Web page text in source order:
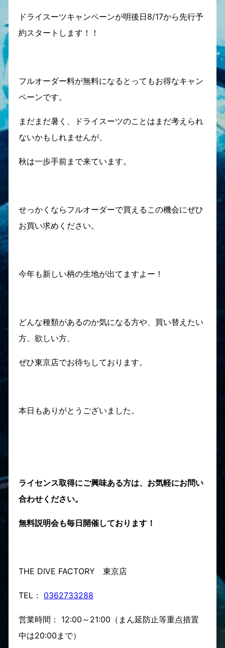
ドライスーツキャンペーンが明後日8/17から先行予
約スタートします！！
フルオーダー料が無料になるとってもお得なキャン
ペーンです。
まだまだ暑く、ドライスーツのことはまだ考えられ
ないかもしれませんが、
秋は一歩手前まで来ています。
せっかくならフルオーダーで買えるこの機会にぜひ
お買い求めください。
今年も新しい柄の生地が出てますよー！
どんな種類があるのか気になる方や、買い替えたい
方、欲しい方、
ぜひ東京店でお待ちしております。
本日もありがとうございました。
ライセンス取得にご興味ある方は、お気軽にお問い
合わせください。
無料説明会も毎日開催しております！
THE DIVE FACTORY 東京店
TEL： 0362733288
営業時間： 12:00～21:00（まん延防止等重点措置
中は20:00まで）